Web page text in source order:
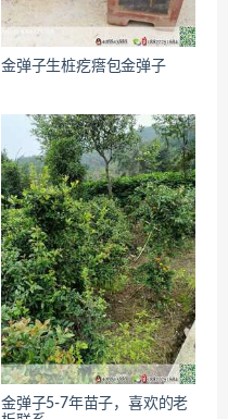
金弹子生桩疙瘩包金弹子
金弹子5-7年苗子，喜欢的老